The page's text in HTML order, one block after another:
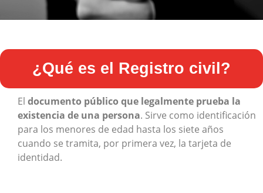
¿Qué es el Registro civil?
El documento público que legalmente prueba la
existencia de una persona. Sirve como identificación
para los menores de edad hasta los siete años
cuando se tramita, por primera vez, la tarjeta de
identidad.